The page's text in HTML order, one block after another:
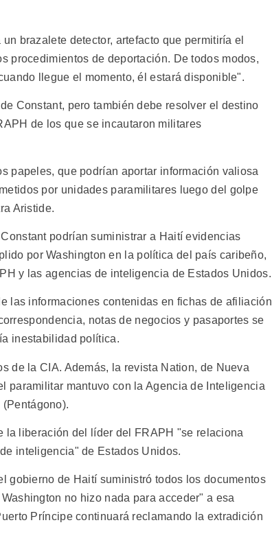
brazalete detector, artefacto que permitiría el
procedimientos de deportación. De todos modos,
llegue el momento, él estará disponible".
Constant, pero también debe resolver el destino
de los que se incautaron militares
papeles, que podrían aportar información valiosa
por unidades paramilitares luego del golpe
Aristide.
podrían suministrar a Haití evidencias
por Washington en la política del país caribeño,
y las agencias de inteligencia de Estados Unidos.
las informaciones contenidas en fichas de afiliación
notas de negocios y pasaportes se
inestabilidad política.
de la CIA. Además, la revista Nation, de Nueva
paramilitar mantuvo con la Agencia de Inteligencia
la liberación del líder del FRAPH "se relaciona
inteligencia" de Estados Unidos.
gobierno de Haití suministró todos los documentos
no hizo nada para acceder" a esa
Príncipe continuará reclamando la extradición